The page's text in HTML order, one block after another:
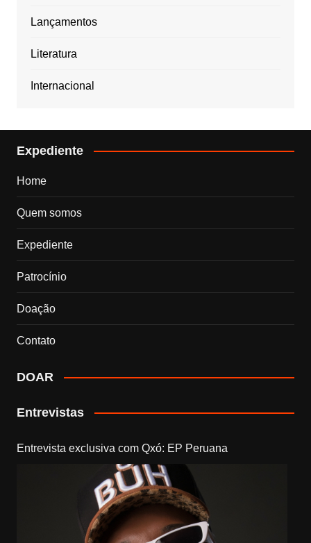
Lançamentos
Literatura
Internacional
Expediente
Home
Quem somos
Expediente
Patrocínio
Doação
Contato
DOAR
Entrevistas
Entrevista exclusiva com Qxó: EP Peruana